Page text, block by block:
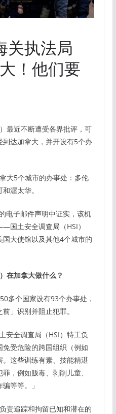
关执法局
！他们要
最近不断遭受各界批评，可
达加拿大，并开设有5个办
大5个城市的办事处：多伦
渥太华。
电子邮件声明中证实，该机
国土安全调查局（HSI）
大使馆以及其他4个城市的
在加拿大做什么？
多个国家设有93个办事处，
」识别并阻止犯罪。
安全调查局（HSI）特工负
受危险的跨国组织（例如
这些训练有素、技能精湛
，例如贩毒、剥削儿童、
等等。」
责追踪和拘留已知和潜在的